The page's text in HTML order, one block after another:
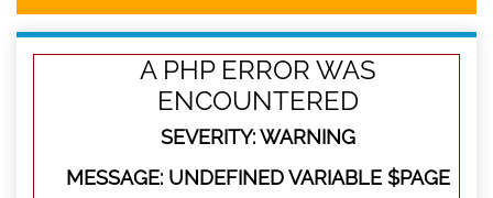
A PHP ERROR WAS
ENCOUNTERED
SEVERITY: WARNING
MESSAGE: UNDEFINED VARIABLE $PAGE